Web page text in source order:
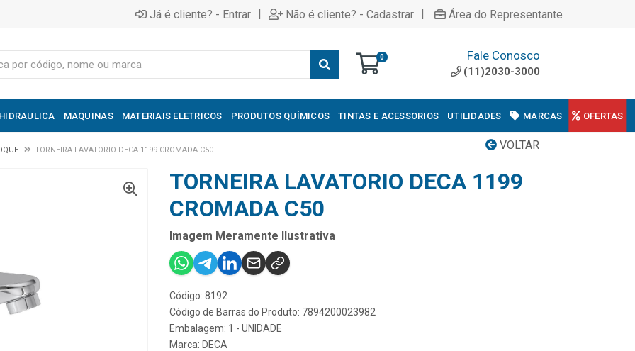
Já é cliente? - Entrar | Não é cliente? - Cadastrar | Área do Representante
0 Fale Conosco
(11)2030-3000
HIDRAULICA MAQUINAS MATERIAIS ELETRICOS PRODUTOS QUÍMICOS TINTAS E ACESSORIOS UTILIDADES MARCAS OFERTAS
VOLTAR
TORNEIRA LAVATORIO DECA 1199 CROMADA C50
TORNEIRA LAVATORIO DECA 1199
CROMADA C50
Imagem Meramente Ilustrativa
Código: 8192
Código de Barras do Produto: 7894200023982
Embalagem: 1 - UNIDADE
Marca: DECA